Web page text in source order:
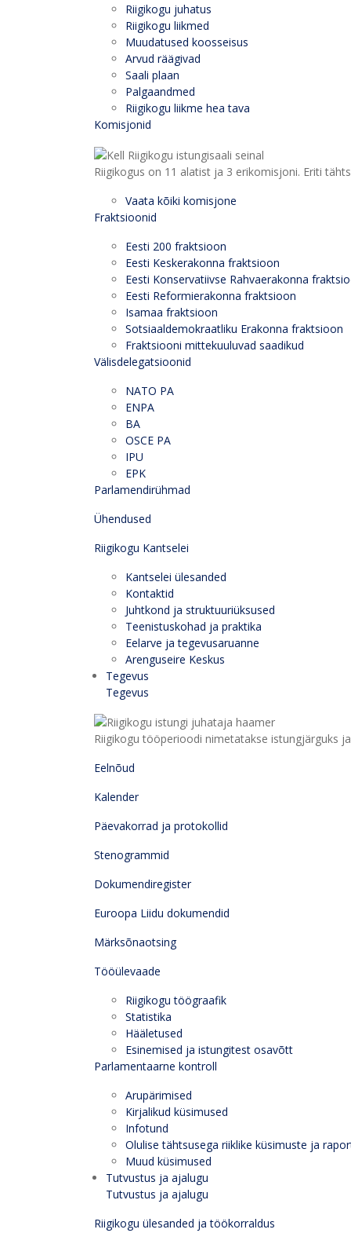
Riigikogu juhatus
Riigikogu liikmed
Muudatused koosseisus
Arvud räägivad
Saali plaan
Palgaandmed
Riigikogu liikme hea tava
Komisjonid
Riigikogus on 11 alatist ja 3 erikomisjoni. Eriti
Vaata kõiki komisjone
Fraktsioonid
Eesti 200 fraktsioon
Eesti Keskerakonna fraktsioon
Eesti Konservatiivse Rahvaerakonna
Eesti Reformierakonna fraktsioon
Isamaa fraktsioon
Sotsiaaldemokraatliku Erakonna fraktsioon
Fraktsiooni mittekuuluvad saadikud
Välisdelegatsioonid
NATO PA
ENPA
BA
OSCE PA
IPU
EPK
Parlamendirühmad
Ühendused
Riigikogu Kantselei
Kantselei ülesanded
Kontaktid
Juhtkond ja struktuuriüksused
Teenistuskohad ja praktika
Eelarve ja tegevusaruanne
Arenguseire Keskus
Tegevus
Tegevus
Riigikogu tööperioodi nimetatakse istungjärguks
Eelnõud
Kalender
Päevakorrad ja protokollid
Stenogrammid
Dokumendiregister
Euroopa Liidu dokumendid
Märksõnaotsing
Tööülevaade
Riigikogu töögraafik
Statistika
Hääletused
Esinemised ja istungitest osavõtt
Parlamentaarne kontroll
Arupärimised
Kirjalikud küsimused
Infotund
Olulise tähtsusega riiklike küsimuste ja
Muud küsimused
Tutvustus ja ajalugu
Tutvustus ja ajalugu
Riigikogu ülesanded ja töökorraldus